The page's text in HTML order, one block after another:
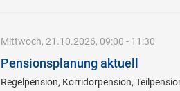
Mittwoch, 21.10.2026, 09:00 - 11:30
Pensionsplanung aktuell
Regelpension, Korridorpension,